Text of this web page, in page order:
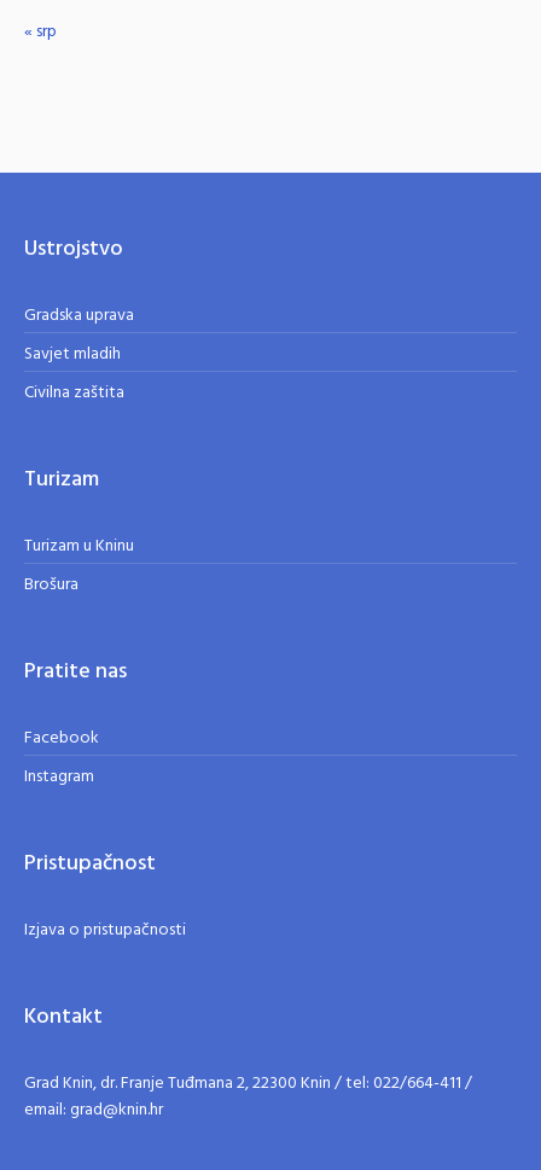
« srp
Ustrojstvo
Gradska uprava
Savjet mladih
Civilna zaštita
Turizam
Turizam u Kninu
Brošura
Pratite nas
Facebook
Instagram
Pristupačnost
Izjava o pristupačnosti
Kontakt
Grad Knin, dr. Franje Tuđmana 2, 22300 Knin / tel: 022/664-411 /
email: grad@knin.hr